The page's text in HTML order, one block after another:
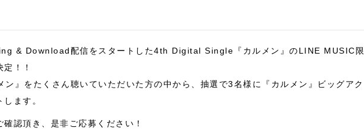
& Download配信をスタートした4th Digital Single『カルメン』のLINE MUSIC限
！！
』をたくさん聴いていただいた方の中から、抽選で3名様に『カルメン』ビッグアク
ます。
認頂き、是非ご応募ください！